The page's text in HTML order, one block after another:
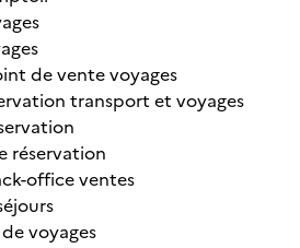
de vente voyages
transport et voyages
réservation
office ventes
voyages